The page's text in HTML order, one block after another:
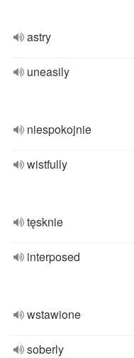
astry
uneasily
niespokojnie
wistfully
tęsknie
interposed
wstawione
soberly